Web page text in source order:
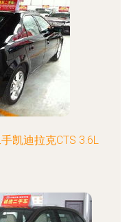
凯迪拉克CTS 3.6L